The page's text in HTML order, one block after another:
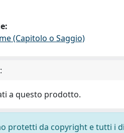
(Capitolo o Saggio)
a questo prodotto.
protetti da copyright e tutti i